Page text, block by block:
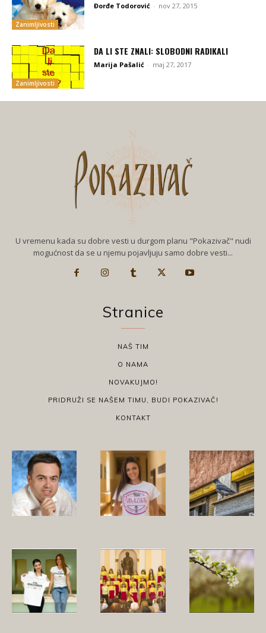
Zanimljivosti
Đorđe Todorović - nov 27, 2015
Zanimljivosti
DA LI STE ZNALI: SLOBODNI RADIKALI
Marija Pašalić - maj 27, 2017
U vremenu kada su dobre vesti u durgom planu "Pokazivač" nudi
mogućnost da se u njemu pojavljuju samo dobre vesti...
Stranice
NAŠ TIM
O NAMA
NOVAKUJMO!
PRIDRUŽI SE NAŠEM TIMU, BUDI POKAZIVAČ!
KONTAKT